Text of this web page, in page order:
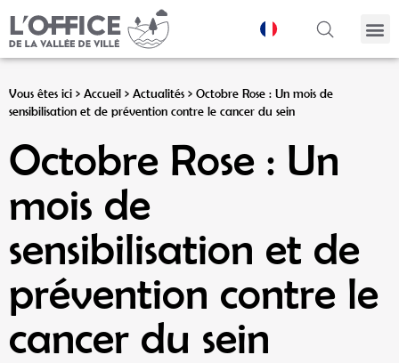
Vous êtes ici > Accueil > Actualités > Octobre Rose : Un mois de
sensibilisation et de prévention contre le cancer du sein
Octobre Rose : Un
mois de
sensibilisation et de
prévention contre le
cancer du sein
Panneau de gestion des cookies